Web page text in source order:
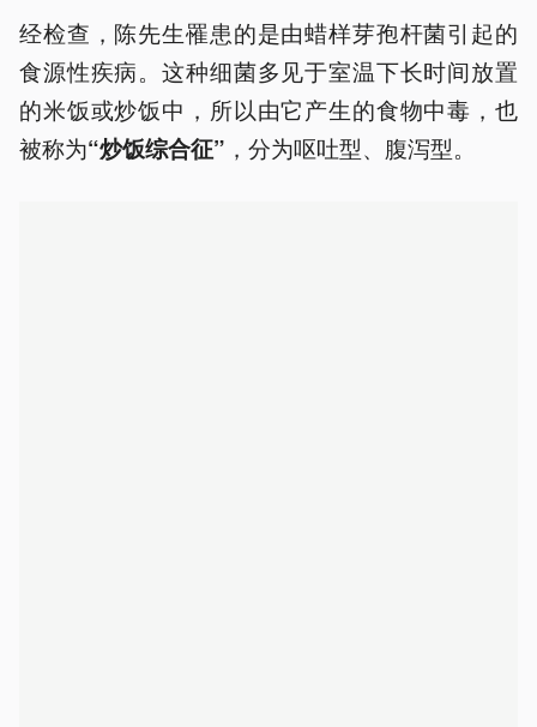
经检查，陈先生罹患的是由蜡样芽孢杆菌引起的
食源性疾病。这种细菌多见于室温下长时间放置
的米饭或炒饭中，所以由它产生的食物中毒，也
被称为“炒饭综合征” ，分为呕吐型、腹泻型。